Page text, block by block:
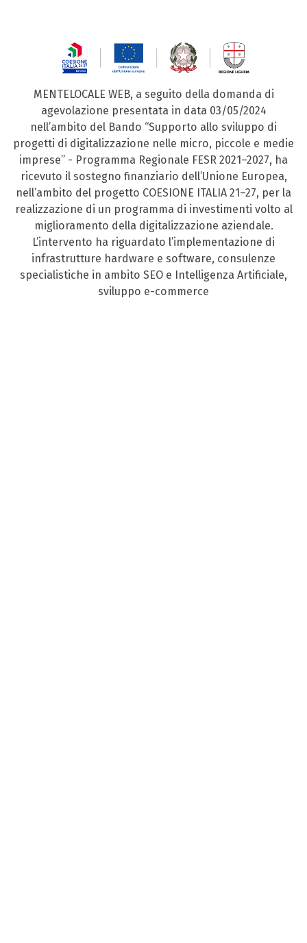
MENTELOCALE WEB, a seguito della domanda di
agevolazione presentata in data 03/05/2024
nell’ambito del Bando “Supporto allo sviluppo di
progetti di digitalizzazione nelle micro, piccole e medie
imprese” - Programma Regionale FESR 2021–2027, ha
ricevuto il sostegno finanziario dell’Unione Europea,
nell’ambito del progetto COESIONE ITALIA 21–27, per la
realizzazione di un programma di investimenti volto al
miglioramento della digitalizzazione aziendale.
L’intervento ha riguardato l’implementazione di
infrastrutture hardware e software, consulenze
specialistiche in ambito SEO e Intelligenza Artificiale,
sviluppo e-commerce